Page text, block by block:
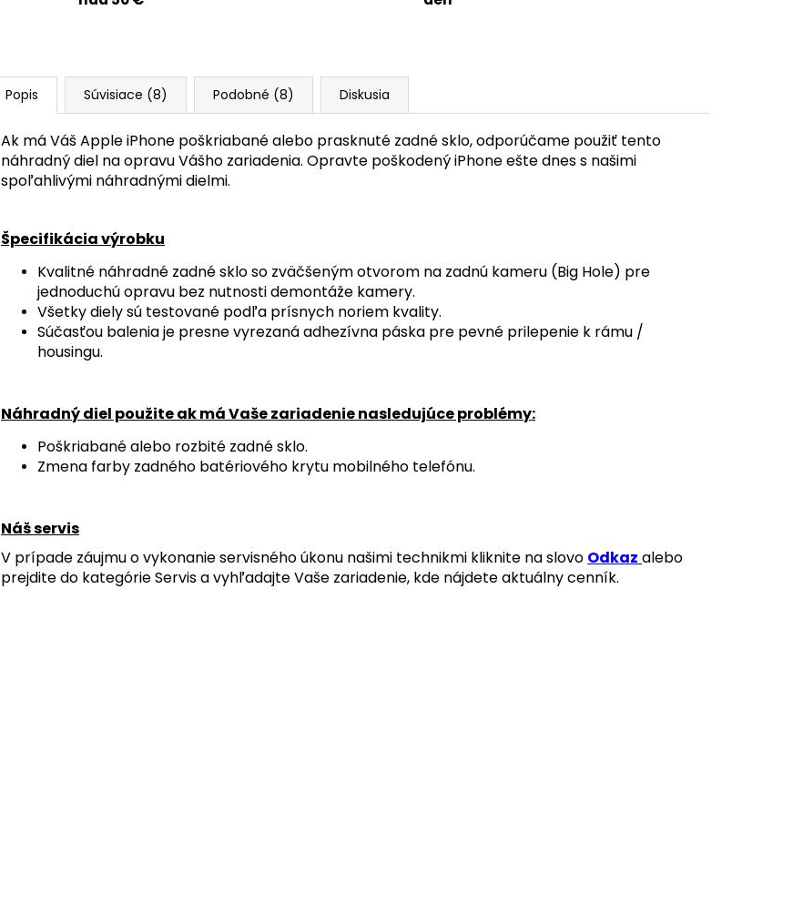
Popis Súvisiace (8) Podobné (8) Diskusia
Ak má Váš Apple iPhone poškriabané alebo prasknuté zadné sklo, odporúčame použiť tento
náhradný diel na opravu Vášho zariadenia. Opravte poškodený iPhone ešte dnes s našimi
spoľahlivými náhradnými dielmi.
Špecifikácia výrobku
Kvalitné náhradné zadné sklo so zväčšeným otvorom na zadnú kameru (Big Hole) pre
jednoduchú opravu bez nutnosti demontáže kamery.
Všetky diely sú testované podľa prísnych noriem kvality.
Súčasťou balenia je presne vyrezaná adhezívna páska pre pevné prilepenie k rámu /
housingu.
Náhradný diel použite ak má Vaše zariadenie nasledujúce problémy:
Poškriabané alebo rozbité zadné sklo.
Zmena farby zadného batériového krytu mobilného telefónu.
Náš servis
V prípade záujmu o vykonanie servisného úkonu našimi technikmi kliknite na slovo Odkaz alebo
prejdite do kategórie Servis a vyhľadajte Vaše zariadenie, kde nájdete aktuálny cenník.